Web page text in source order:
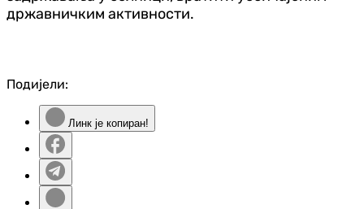
државничким активности.
Подијели:
Линк је копиран!